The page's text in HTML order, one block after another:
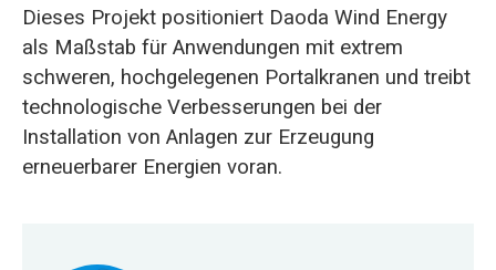
Dieses Projekt positioniert Daoda Wind Energy
als Maßstab für Anwendungen mit extrem
schweren, hochgelegenen Portalkranen und treibt
technologische Verbesserungen bei der
Installation von Anlagen zur Erzeugung
erneuerbarer Energien voran.